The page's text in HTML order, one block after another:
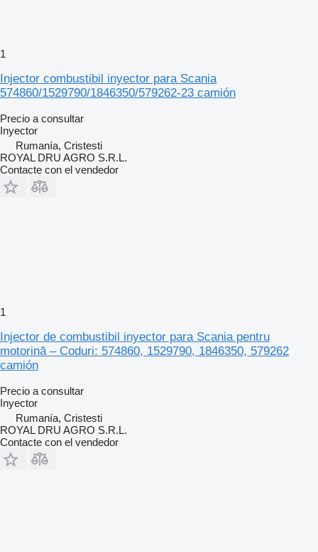
1
Injector combustibil inyector para Scania
574860/1529790/1846350/579262-23 camión
Precio a consultar
Inyector
Rumanía, Cristesti
ROYAL DRU AGRO S.R.L.
Contacte con el vendedor
1
Injector de combustibil inyector para Scania pentru
motorină – Coduri: 574860, 1529790, 1846350, 579262
camión
Precio a consultar
Inyector
Rumanía, Cristesti
ROYAL DRU AGRO S.R.L.
Contacte con el vendedor